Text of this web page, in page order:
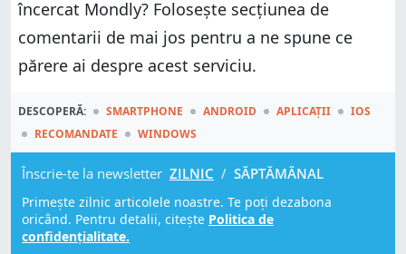
încercat Mondly? Folosește secțiunea de
comentarii de mai jos pentru a ne spune ce
părere ai despre acest serviciu.
DESCOPERĂ: SMARTPHONE ANDROID APLICAȚII
IOS
RECOMANDATE
WINDOWS
Înscrie-te la newsletter ZILNIC / SĂPTĂMÂNAL
Primește zilnic articolele noastre. Te poți dezabona
oricând. Pentru detalii, citește Politica de
confidențialitate.